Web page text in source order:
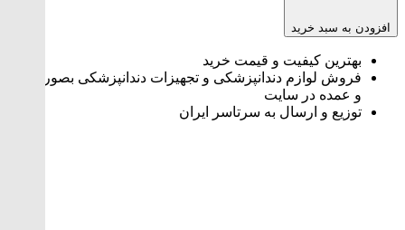
افزودن به سبد خرید
بهترین کیفیت و قیمت خرید
فروش لوازم دندانپزشکی و تجهیزات دندانپزشکی بصورت تک
و عمده در سایت
توزیع و ارسال به سرتاسر ایران